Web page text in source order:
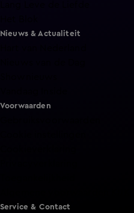
Nieuws & Actualiteit
Voorwaarden
Service & Contact